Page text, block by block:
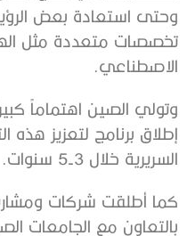
وحتى استعادة بعض
تخصصات متعددة مثل
الاصطناعي.
إطلاق برنامج لتعزيز هذه
السريرية خلال 3-5 سنوات.
كما أطلقت شركات
بالتعاون مع الجامعات